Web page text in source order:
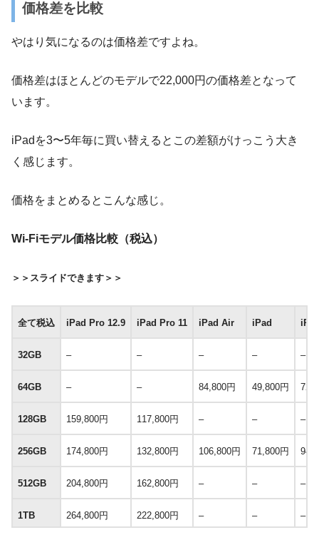
価格差を比較
やはり気になるのは価格差ですよね。
価格差はほとんどのモデルで22,000円の価格差となって
います。
iPadを3〜5年毎に買い替えるとこの差額がけっこう大き
く感じます。
価格をまとめるとこんな感じ。
Wi-Fiモデル価格比較（税込）
＞＞スライドできます＞＞
全て税込 iPad Pro 12.9 iPad Pro 11 iPad Air iPad
32GB – – – – –
64GB – – 84,800円 49,800円
128GB 159,800円 117,800円 – – –
256GB 174,800円 132,800円 106,800円 71,800円
512GB 204,800円 162,800円 – – –
1TB 264,800円 222,800円 – – –